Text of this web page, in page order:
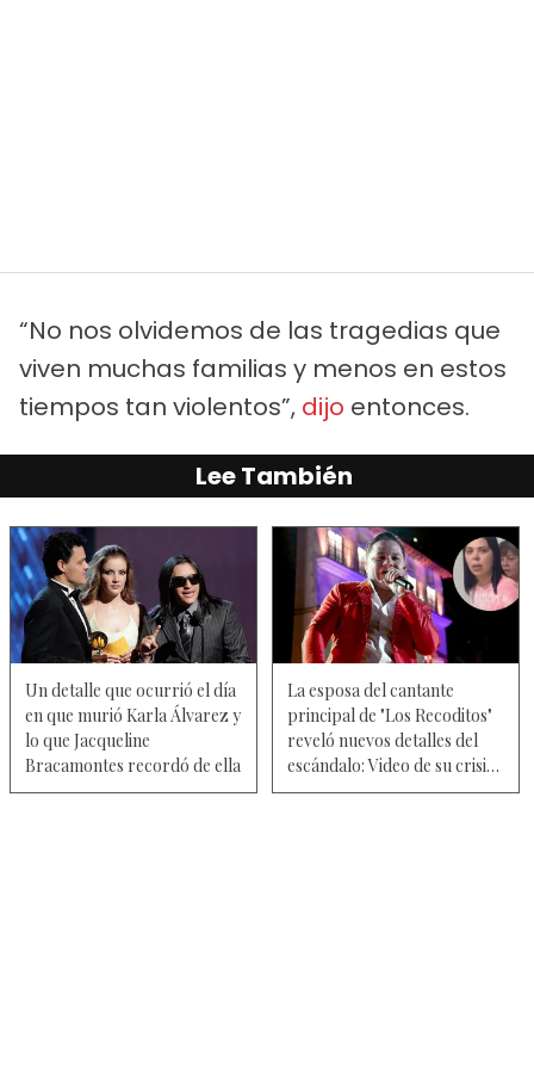
“No nos olvidemos de las tragedias que
viven muchas familias y menos en estos
tiempos tan violentos”, dijo entonces.
Lee También
Un detalle que ocurrió el día
en que murió Karla Álvarez y
lo que Jacqueline
Bracamontes recordó de ella
La esposa del cantante
principal de "Los Recoditos"
reveló nuevos detalles del
escándalo: Video de su crisis,
visita de su esposo y supuesta